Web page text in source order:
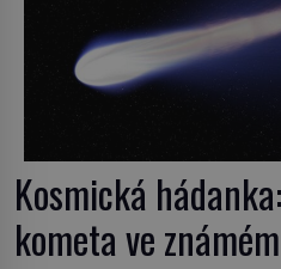
Kosmická
kometa ve